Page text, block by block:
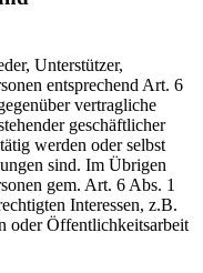
Unterstützer,
entsprechend Art. 6
vertragliche
geschäftlicher
werden oder selbst
sind. Im Übrigen
gem. Art. 6 Abs. 1
Interessen, z.B.
oder Öffentlichkeitsarbeit